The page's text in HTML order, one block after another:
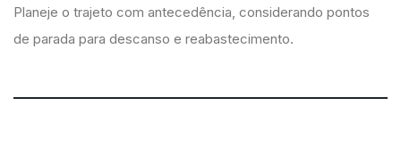
Planeje o trajeto com antecedência, considerando pontos
de parada para descanso e reabastecimento.